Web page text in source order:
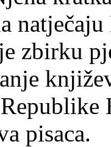
zbirku
pisaca.